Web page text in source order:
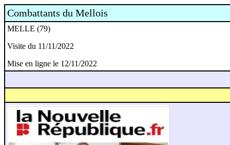
Combattants du Mellois
MELLE (79)
Visite du 11/11/2022
Mise en ligne le 12/11/2022